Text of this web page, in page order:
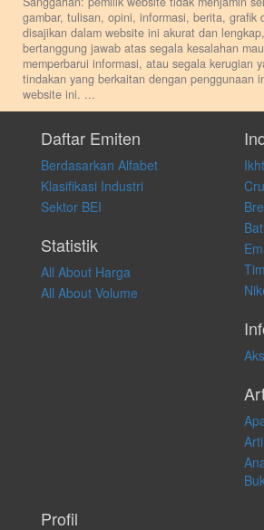
gambar, tulisan, opini, informasi, berita, grafik
disajikan dalam website ini akurat dan
bertanggung jawab atas segala kesalahan
memperbarui informasi, atau segala kerugian
tindakan yang berkaitan dengan penggunaan
website ini. ...
pribadi. Kami tidak memberi anjuran, saran,
membeli, menjual atau melakukan aktivitas
transaksi perdagangan apapun, dan kami tidak
atas keputusan investasi yang dilakukan
apapun juga, yang diakibatkan secara
langsung atas konten pada website ini.
Daftar Emiten
Berdasarkan Alfabet
Klasifikasi Industri
Sektor BEI
Statistik
All About Harga
All About Volume
Profil